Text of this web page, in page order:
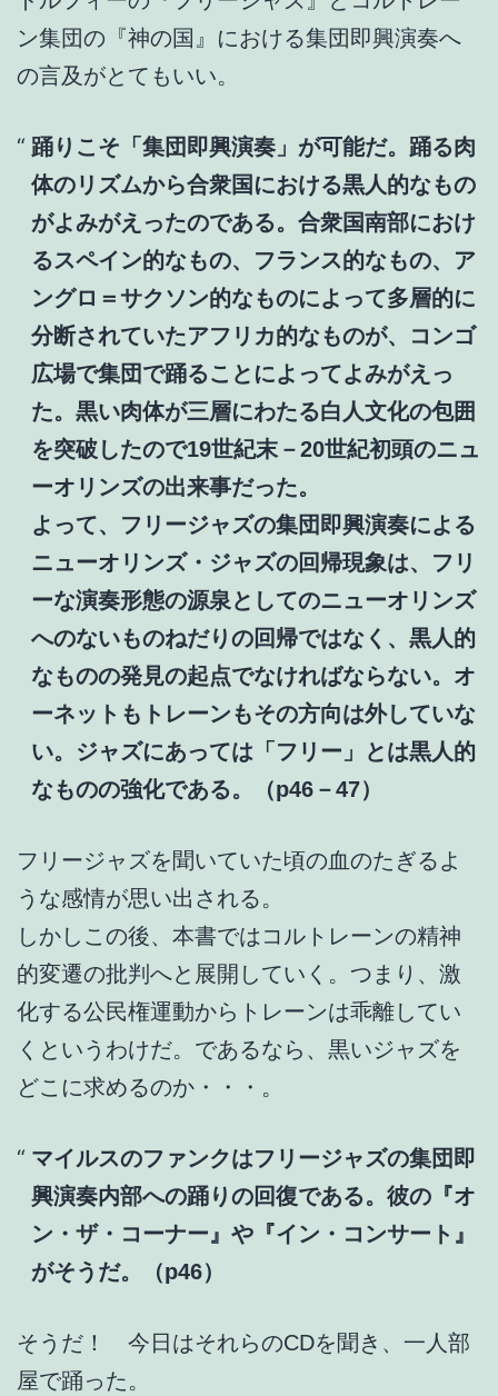
ン集団の『神の国』における集団即興演奏へ
の言及がとてもいい。
踊りこそ「集団即興演奏」が可能だ。踊る肉
体のリズムから合衆国における黒人的なもの
がよみがえったのである。合衆国南部におけ
るスペイン的なもの、フランス的なもの、ア
ングロ＝サクソン的なものによって多層的に
分断されていたアフリカ的なものが、コンゴ
広場で集団で踊ることによってよみがえっ
た。黒い肉体が三層にわたる白人文化の包囲
を突破したので19世紀末－20世紀初頭のニュ
ーオリンズの出来事だった。
よって、フリージャズの集団即興演奏による
ニューオリンズ・ジャズの回帰現象は、フリ
ーな演奏形態の源泉としてのニューオリンズ
へのないものねだりの回帰ではなく、黒人的
なものの発見の起点でなければならない。オ
ーネットもトレーンもその方向は外していな
い。ジャズにあっては「フリー」とは黒人的
なものの強化である。（p46－47）
フリージャズを聞いていた頃の血のたぎるよ
うな感情が思い出される。
しかしこの後、本書ではコルトレーンの精神
的変遷の批判へと展開していく。つまり、激
化する公民権運動からトレーンは乖離してい
くというわけだ。であるなら、黒いジャズを
どこに求めるのか・・・。
マイルスのファンクはフリージャズの集団即
興演奏内部への踊りの回復である。彼の『オ
ン・ザ・コーナー』や『イン・コンサート』
がそうだ。（p46）
そうだ！ 今日はそれらのCDを聞き、一人部
屋で踊った。